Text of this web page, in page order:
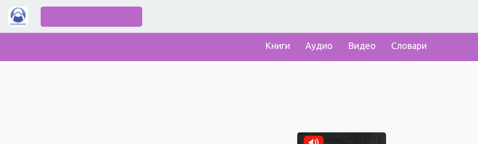
Книги Аудио Видео Словари